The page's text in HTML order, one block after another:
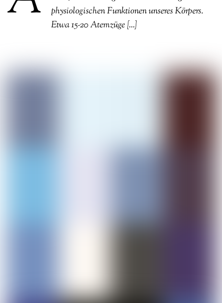
physiologischen Funktionen unseres Körpers.
Etwa 15-20 Atemzüge […]